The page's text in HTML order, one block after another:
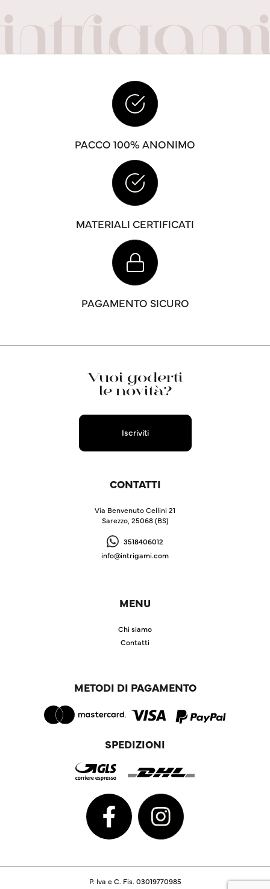
PACCO 100% ANONIMO
MATERIALI CERTIFICATI
PAGAMENTO SICURO
Vuoi goderti
le novità?
Iscriviti
CONTATTI
Via Benvenuto Cellini 21
Sarezzo, 25068 (BS)
3518406012
info@intrigami.com
MENU
Chi siamo
Contatti
METODI DI PAGAMENTO
SPEDIZIONI
P. Iva e C. Fis. 03019770985